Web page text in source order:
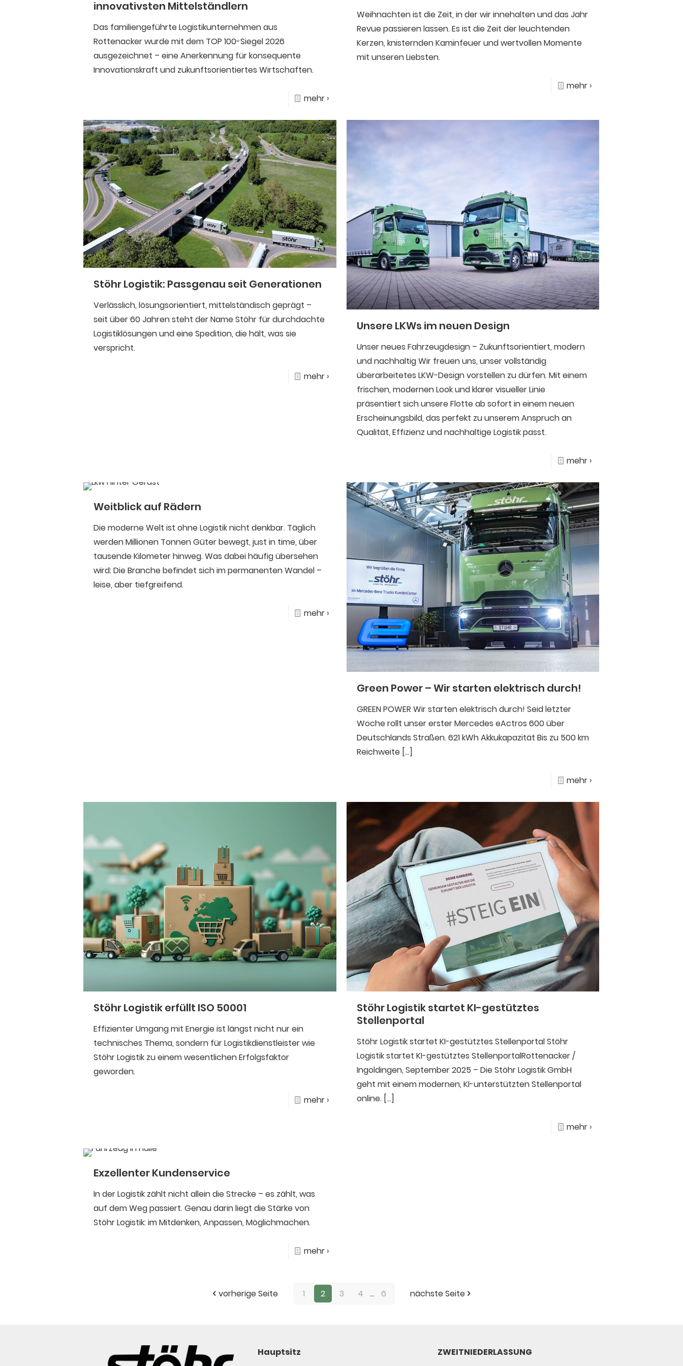
innovativsten Mittelständlern
Das familiengeführte Logistikunternehmen aus
Rottenacker wurde mit dem TOP 100-Siegel 2026
ausgezeichnet – eine Anerkennung für konsequente
Innovationskraft und zukunftsorientiertes Wirtschaften.
mehr ›
Weihnachten ist die Zeit, in der wir innehalten und das Jahr
Revue passieren lassen. Es ist die Zeit der leuchtenden
Kerzen, knisternden Kaminfeuer und wertvollen Momente
mit unseren Liebsten.
mehr ›
Stöhr Logistik: Passgenau seit Generationen
Verlässlich, lösungsorientiert, mittelständisch geprägt –
seit über 60 Jahren steht der Name Stöhr für durchdachte
Logistiklösungen und eine Spedition, die hält, was sie
verspricht.
mehr ›
Unsere LKWs im neuen Design
Unser neues Fahrzeugdesign – Zukunftsorientiert, modern
und nachhaltig Wir freuen uns, unser vollständig
überarbeitetes LKW-Design vorstellen zu dürfen. Mit einem
frischen, modernen Look und klarer visueller Linie
präsentiert sich unsere Flotte ab sofort in einem neuen
Erscheinungsbild, das perfekt zu unserem Anspruch an
Qualität, Effizienz und nachhaltige Logistik passt.
mehr ›
Weitblick auf Rädern
Die moderne Welt ist ohne Logistik nicht denkbar. Täglich
werden Millionen Tonnen Güter bewegt, just in time, über
tausende Kilometer hinweg. Was dabei häufig übersehen
wird: Die Branche befindet sich im permanenten Wandel –
leise, aber tiefgreifend.
mehr ›
Green Power – Wir starten elektrisch durch!
GREEN POWER Wir starten elektrisch durch! Seid letzter
Woche rollt unser erster Mercedes eActros 600 über
Deutschlands Straßen. 621 kWh Akkukapazität Bis zu 500 km
Reichweite […]
mehr ›
Stöhr Logistik erfüllt ISO 50001
Effizienter Umgang mit Energie ist längst nicht nur ein
technisches Thema, sondern für Logistikdienstleister wie
Stöhr Logistik zu einem wesentlichen Erfolgsfaktor
geworden.
mehr ›
Stöhr Logistik startet KI-gestütztes
Stellenportal
Stöhr Logistik startet KI-gestütztes Stellenportal Stöhr
Logistik startet KI-gestütztes StellenportalRottenacker /
Ingoldingen, September 2025 – Die Stöhr Logistik GmbH
geht mit einem modernen, KI-unterstützten Stellenportal
online. […]
mehr ›
Exzellenter Kundenservice
In der Logistik zählt nicht allein die Strecke – es zählt, was
auf dem Weg passiert. Genau darin liegt die Stärke von
Stöhr Logistik: im Mitdenken, Anpassen, Möglichmachen.
mehr ›
vorherige Seite 1 2 3 4 ... 6 nächste Seite
Hauptsitz ZWEITNIEDERLASSUNG